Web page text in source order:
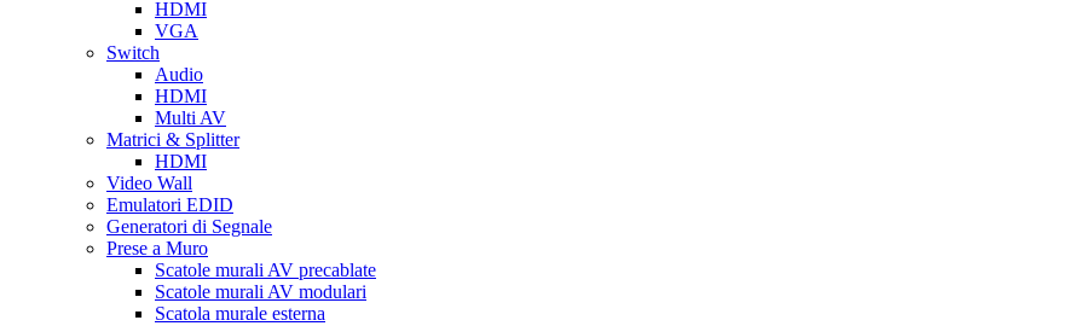
HDMI
VGA
Switch
Audio
HDMI
Multi AV
Matrici & Splitter
HDMI
Video Wall
Emulatori EDID
Generatori di Segnale
Prese a Muro
Scatole murali AV precablate
Scatole murali AV modulari
Scatola murale esterna